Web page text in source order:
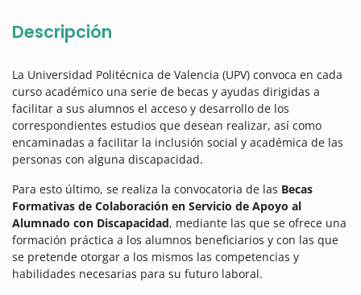
Descripción
La Universidad Politécnica de Valencia (UPV) convoca en cada
curso académico una serie de becas y ayudas dirigidas a
facilitar a sus alumnos el acceso y desarrollo de los
correspondientes estudios que desean realizar, así como
encaminadas a facilitar la inclusión social y académica de las
personas con alguna discapacidad.
Para esto último, se realiza la convocatoria de las Becas
Formativas de Colaboración en Servicio de Apoyo al
Alumnado con Discapacidad, mediante las que se ofrece una
formación práctica a los alumnos beneficiarios y con las que
se pretende otorgar a los mismos las competencias y
habilidades necesarias para su futuro laboral.